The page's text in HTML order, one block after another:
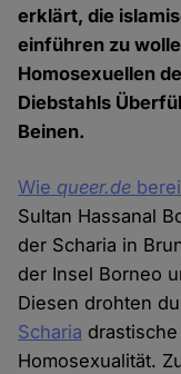
erklärt, die
einführen zu
Homosexuellen
Diebstahls
Beinen.
Wie queer.de
Sultan Hassanal
der Scharia in
der Insel Borneo
Diesen drohten
Scharia
Homosexualität.